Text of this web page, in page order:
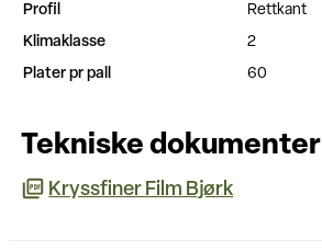
Profil
Rettkant
Klimaklasse
2
Plater pr pall
60
Tekniske dokumenter
Kryssfiner Film Bjørk